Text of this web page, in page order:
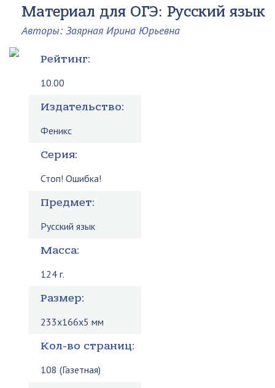
Материал для ОГЭ: Русский язык
Авторы: Заярная Ирина Юрьевна
Рейтинг:
10.00
Издательство:
Феникс
Серия:
Стоп! Ошибка!
Предмет:
Русский язык
Масса:
124 г.
Размер:
233x166x5 мм
Кол-во страниц:
108 (Газетная)